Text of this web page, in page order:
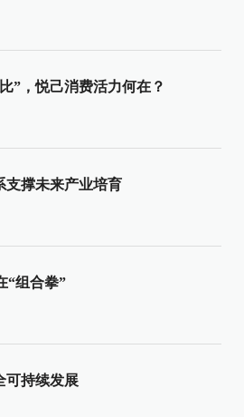
”，悦己消费活力何在？
支撑未来产业培育
“组合拳”
可持续发展